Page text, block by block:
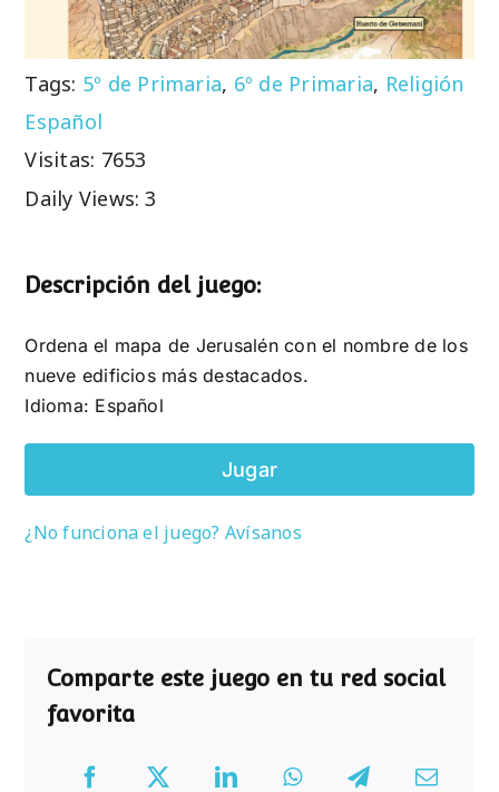
Tags: 5º de Primaria, 6º de Primaria, Religión
Español
Visitas: 7653
Daily Views: 3
Descripción del juego:
Ordena el mapa de Jerusalén con el nombre de los
nueve edificios más destacados.
Idioma: Español
Jugar
¿No funciona el juego? Avísanos
Comparte este juego en tu red social
favorita